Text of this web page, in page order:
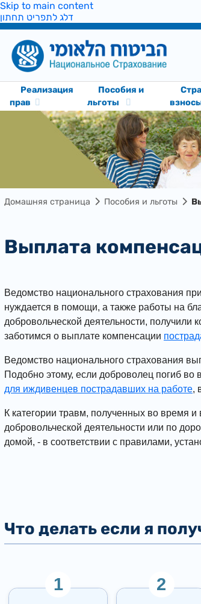
Skip to main content
דלג לתפריט תחתון
Реализация
прав
Пособия и
льготы
Домашняя страница Пособия и льготы
Выплата
Ведомство национального страхования
нуждается в помощи, а также работы на
добровольческой деятельности,
заботимся о выплате компенсации
Ведомство национального страхования
Подобно этому, если доброволец погиб во
для иждивенцев пострадавших на работе,
К категории травм, полученных во время
добровольческой деятельности или по
домой, - в соответствии с правилами,
Что делать если я